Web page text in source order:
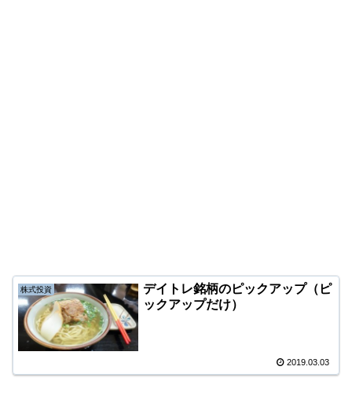
株式投資
デイトレ銘柄のピックアップ（ピ
ックアップだけ）
2019.03.03